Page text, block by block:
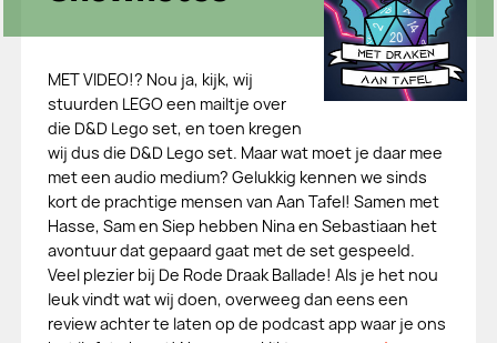
MET VIDEO!? Nou ja, kijk, wij
stuurden LEGO een mailtje over
die D&D Lego set, en toen kregen
wij dus die D&D Lego set. Maar wat moet je daar mee
met een audio medium? Gelukkig kennen we sinds
kort de prachtige mensen van Aan Tafel! Samen met
Hasse, Sam en Siep hebben Nina en Sebastiaan het
avontuur dat gepaard gaat met de set gespeeld.
Veel plezier bij De Rode Draak Ballade! Als je het nou
leuk vindt wat wij doen, overweeg dan eens een
review achter te laten op de podcast app waar je ons